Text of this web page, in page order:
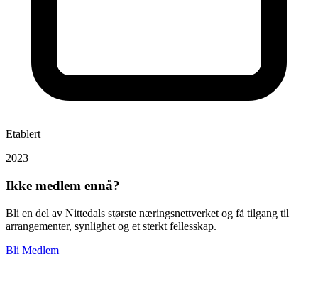
Etablert
2023
Ikke medlem ennå?
Bli en del av Nittedals største næringsnettverket og få tilgang til
arrangementer, synlighet og et sterkt fellesskap.
Bli Medlem